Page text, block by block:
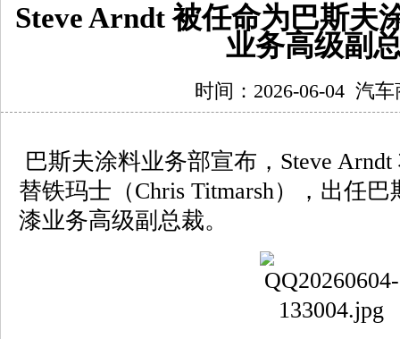
Steve Arndt 被任命为巴斯夫
业务高级副
时间：2026-06-04 汽车
巴斯夫涂料业务部宣布，Steve
替铁玛士（Chris Titmarsh），出任
漆业务高级副总裁。